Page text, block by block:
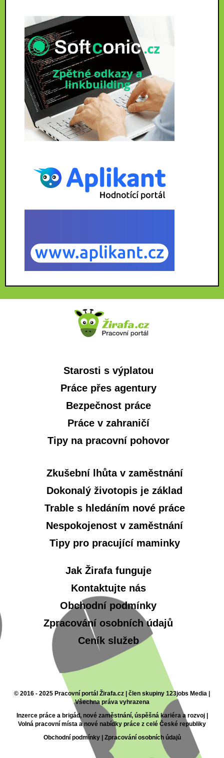
Starosti s výplatou
Práce přes agentury
Bezpečnost práce
Práce v zahraničí
Tipy na pracovní pohovor
Zkušební lhůta v zaměstnání
Dokonalý životopis je základ
Trable s hledáním nové práce
Nespokojenost v zaměstnání
Tipy pro pracující maminky
Jak Žirafa funguje
Kontaktujte nás
Obchodní podmínky
Zpracování osobních údajů
Ceník služeb
© 2016 - 2025 Pracovní portál Žirafa.cz | člen skupiny 123jobs Media |
Všechna práva vyhrazena
Inzerce práce a brigád, nové zaměstnání, úspěšná kariéra a rozvoj |
Volná pracovní místa a nové nabídky práce z celé České republiky
Obchodní podmínky| Zpracování osobních údajů